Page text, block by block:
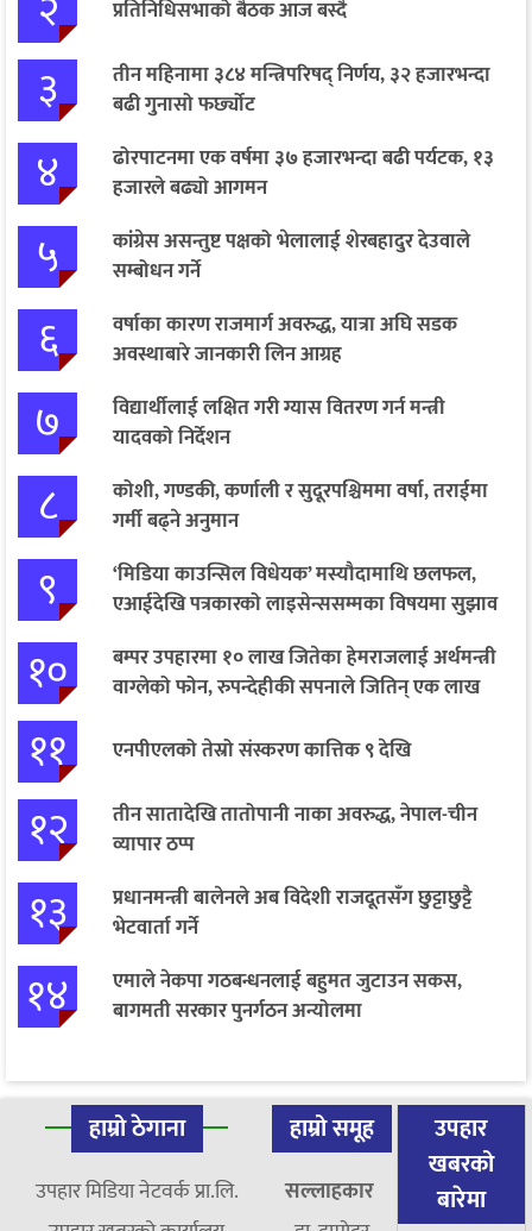
प्रतिनिधिसभाको बैठक आज बस्दै
३
तीन महिनामा ३८४ मन्त्रिपरिषद् निर्णय, ३२ हजारभन्दा
बढी गुनासो फर्छ्योट
४
ढोरपाटनमा एक वर्षमा ३७ हजारभन्दा बढी पर्यटक, १३
हजारले बढ्यो आगमन
५
कांग्रेस असन्तुष्ट पक्षको भेलालाई शेरबहादुर देउवाले
सम्बोधन गर्ने
६
वर्षाका कारण राजमार्ग अवरुद्ध, यात्रा अघि सडक
अवस्थाबारे जानकारी लिन आग्रह
७
विद्यार्थीलाई लक्षित गरी ग्यास वितरण गर्न मन्त्री
यादवको निर्देशन
८
कोशी, गण्डकी, कर्णाली र सुदूरपश्चिममा वर्षा, तराईमा
गर्मी बढ्ने अनुमान
९
‘मिडिया काउन्सिल विधेयक’ मस्यौदामाथि छलफल,
एआईदेखि पत्रकारको लाइसेन्ससम्मका विषयमा सुझाव
१०
बम्पर उपहारमा १० लाख जितेका हेमराजलाई अर्थमन्त्री
वाग्लेको फोन, रुपन्देहीकी सपनाले जितिन् एक लाख
११ एनपीएलको तेस्रो संस्करण कात्तिक ९ देखि
१२
तीन सातादेखि तातोपानी नाका अवरुद्ध, नेपाल-चीन
व्यापार ठप्प
१३
प्रधानमन्त्री बालेनले अब विदेशी राजदूतसँग छुट्टाछुट्टै
भेटवार्ता गर्ने
१४
एमाले नेकपा गठबन्धनलाई बहुमत जुटाउन सकस,
बागमती सरकार पुनर्गठन अन्योलमा
हाम्रो ठेगाना
उपहार मिडिया नेटवर्क प्रा.लि.
हाम्रो समूह
सल्लाहकार
उपहार
खबरको
बारेमा